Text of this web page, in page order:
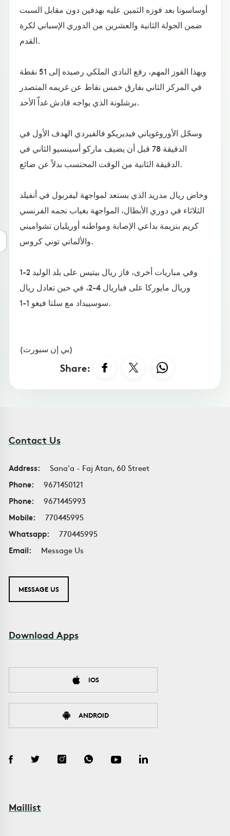
أوساسونا بعد فوزه الثمين عليه بهدفين دون مقابل السبت
ضمن الجولة الثانية والعشرين من الدوري الإسباني لكرة
القدم.
وبهذا الفوز المهم، رفع النادي الملكي رصيده إلى 51 نقطة
في المركز الثاني بفارق خمس نقاط عن غريمه المتصدر
برشلونة الذي يواجه قادش غداّ الأحد.
وسجّل الأوروغوياني فيديريكو فالفيردي الهدف الأول في
الدقيقة 78 قبل أن يضيف ماركو أسينسيو الثاني في
الدقيقة الثانية من الوقت المحتسب بدلاً عن ضائع.
وخاض ريال مدريد الذي يستعد لمواجهة ليفربول في أنفيلد
الثلاثاء في دوري الأبطال، المواجهة بغياب نجمه الفرنسي
كريم بنزيمة بداعي الإصابة ومواطنه أوريليان تشواميني
والألماني توني كروس.
وفي مباريات أخرى، فاز ريال بيتيس على بلد الوليد 2-1
وريال مايوركا على فياريال 4-2، في حين تعادل ريال
سوسييداد مع سلتا فيغو 1-1.
(بي إن سبورت)
Share:
Contact Us
Address:
Sana'a - Faj Atan, 60 Street
Phone:
9671450121
Phone:
9671445993
Mobile:
770445995
Whatsapp:
770445995
Email:
Message Us
MESSAGE US
Download Apps
IOS
ANDROID
Maillist